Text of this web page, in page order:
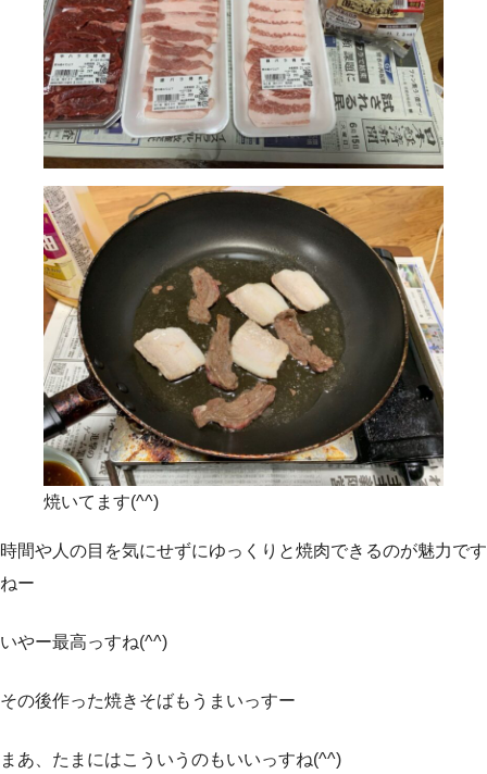
焼いてます(^^)
時間や人の目を気にせずにゆっくりと焼肉できるのが魅力です
ねー
いやー最高っすね(^^)
その後作った焼きそばもうまいっすー
まあ、たまにはこういうのもいいっすね(^^)